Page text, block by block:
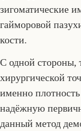
зигоматические
гайморовой
кости.
С одной стороны,
хирургической
именно
надёжную
данный метод